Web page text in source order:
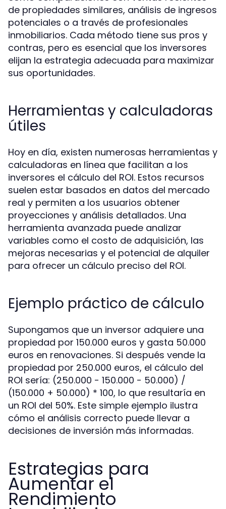
de propiedades similares, análisis de ingresos
potenciales o a través de profesionales
inmobiliarios. Cada método tiene sus pros y
contras, pero es esencial que los inversores
elijan la estrategia adecuada para maximizar
sus oportunidades.
Herramientas y calculadoras
útiles
Hoy en día, existen numerosas herramientas y
calculadoras en línea que facilitan a los
inversores el cálculo del ROI. Estos recursos
suelen estar basados en datos del mercado
real y permiten a los usuarios obtener
proyecciones y análisis detallados. Una
herramienta avanzada puede analizar
variables como el costo de adquisición, las
mejoras necesarias y el potencial de alquiler
para ofrecer un cálculo preciso del ROI.
Ejemplo práctico de cálculo
Supongamos que un inversor adquiere una
propiedad por 150.000 euros y gasta 50.000
euros en renovaciones. Si después vende la
propiedad por 250.000 euros, el cálculo del
ROI sería: (250.000 - 150.000 - 50.000) /
(150.000 + 50.000) * 100, lo que resultaría en
un ROI del 50%. Este simple ejemplo ilustra
cómo el análisis correcto puede llevar a
decisiones de inversión más informadas.
Estrategias para
Aumentar el
Rendimiento